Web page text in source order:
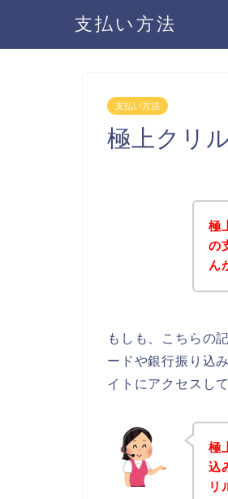
支払い方法
支払い方法
極上クリ
極
の
ん
もしも、こちらの
ードや銀行振り込
イトにアクセスし
極
込
リ